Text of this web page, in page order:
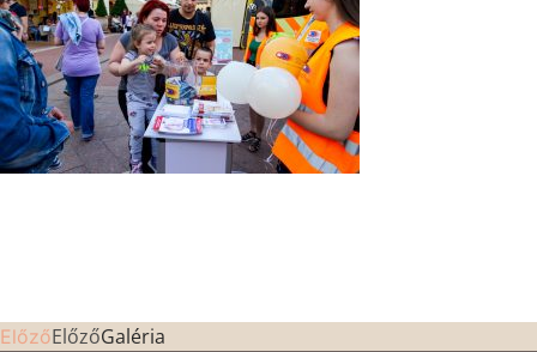
ElőzőElőzőGaléria